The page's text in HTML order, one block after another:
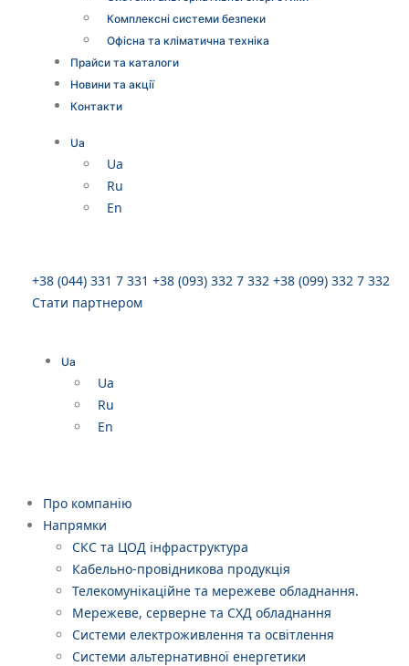
Комплексні системи безпеки
Офісна та кліматична техніка
Прайси та каталоги
Новини та акції
Контакти
Ua
Ua
Ru
En
+38 (044) 331 7 331 +38 (093) 332 7 332 +38 (099) 332 7 332
Стати партнером
Ua
Ua
Ru
En
Про компанію
Напрямки
СКС та ЦОД інфраструктура
Кабельно-провідникова продукція
Телекомунікаційне та мережеве обладнання.
Мережеве, серверне та СХД обладнання
Системи електроживлення та освітлення
Системи альтернативної енергетики